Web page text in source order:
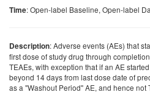
Time: Open-label Baseline, Open-label
Description: Adverse events (AEs) that
first dose of study drug through
TEAEs, with exception that if an AE
beyond 14 days from last dose date of
as a "Washout Period" AE, and hence not